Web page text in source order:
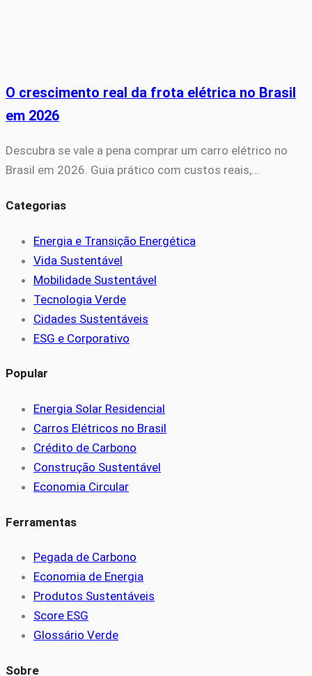
O crescimento real da frota elétrica no Brasil
em 2026
Descubra se vale a pena comprar um carro elétrico no
Brasil em 2026. Guia prático com custos reais,…
Categorias
Energia e Transição Energética
Vida Sustentável
Mobilidade Sustentável
Tecnologia Verde
Cidades Sustentáveis
ESG e Corporativo
Popular
Energia Solar Residencial
Carros Elétricos no Brasil
Crédito de Carbono
Construção Sustentável
Economia Circular
Ferramentas
Pegada de Carbono
Economia de Energia
Produtos Sustentáveis
Score ESG
Glossário Verde
Sobre